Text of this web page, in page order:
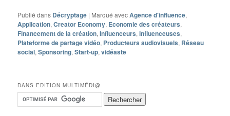
Publié dans Décryptage | Marqué avecAgence d'influence,
Application,Creator Economy, Economie des créateurs,
Financement de la création,Influenceurs,influenceuses,
Plateforme de partage vidéo, Producteurs audiovisuels, Réseau
social,Sponsoring,Start-up,vidéaste
DANS EDITION MULTIMÉDI@